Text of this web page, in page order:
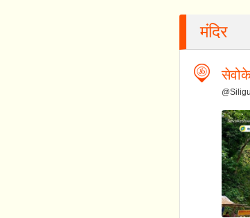
मंदिर